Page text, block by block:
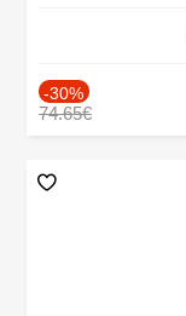
-30%
74.65€